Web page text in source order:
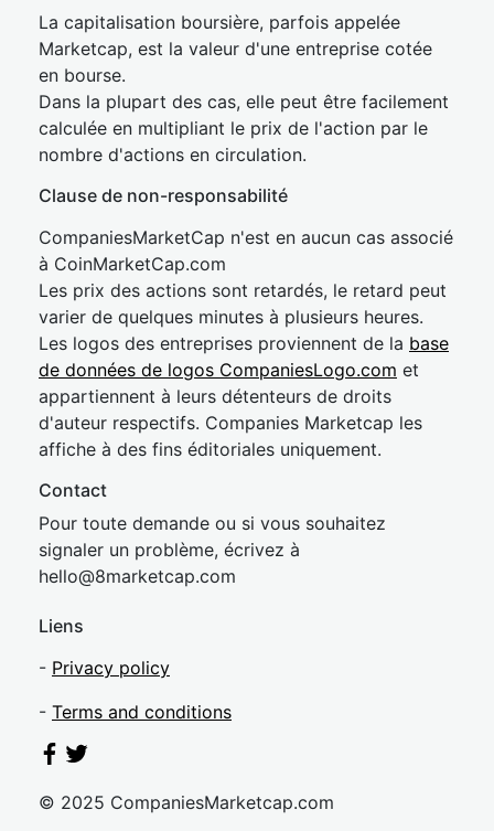
La capitalisation boursière, parfois appelée
Marketcap, est la valeur d'une entreprise cotée
en bourse.
Dans la plupart des cas, elle peut être facilement
calculée en multipliant le prix de l'action par le
nombre d'actions en circulation.
Clause de non-responsabilité
CompaniesMarketCap n'est en aucun cas associé
à CoinMarketCap.com
Les prix des actions sont retardés, le retard peut
varier de quelques minutes à plusieurs heures.
Les logos des entreprises proviennent de la base
de données de logos CompaniesLogo.com et
appartiennent à leurs détenteurs de droits
d'auteur respectifs. Companies Marketcap les
affiche à des fins éditoriales uniquement.
Contact
Pour toute demande ou si vous souhaitez
signaler un problème, écrivez à
hello@8marketcap.com
Liens
- Privacy policy
- Terms and conditions
© 2025 CompaniesMarketcap.com